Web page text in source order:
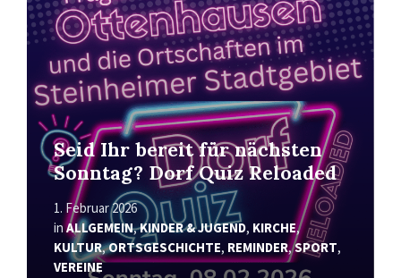
Seid Ihr bereit für nächsten
Sonntag? Dorf Quiz Reloaded
1. Februar 2026
inALLGEMEIN,KINDER & JUGEND, KIRCHE,
KULTUR,ORTSGESCHICHTE, REMINDER,SPORT,
VEREINE